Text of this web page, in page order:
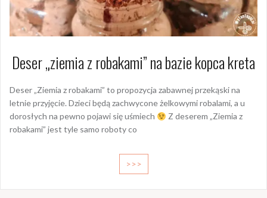
Deser „ziemia z robakami” na bazie kopca kreta
Deser „Ziemia z robakami” to propozycja zabawnej przekąski na
letnie przyjęcie. Dzieci będą zachwycone żelkowymi robalami, a u
dorosłych na pewno pojawi się uśmiech
Z deserem „Ziemia z
robakami” jest tyle samo roboty co
>>>